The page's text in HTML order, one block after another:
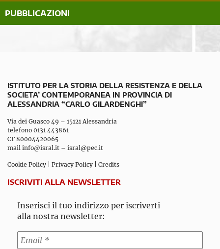
PUBBLICAZIONI
ISTITUTO PER LA STORIA DELLA RESISTENZA E DELLA
SOCIETA’ CONTEMPORANEA IN PROVINCIA DI
ALESSANDRIA “CARLO GILARDENGHI”
Via dei Guasco 49 – 15121 Alessandria
telefono 0131 443861
CF 80004420065
mail info@isral.it – isral@pec.it
Cookie Policy Privacy Policy Credits
ISCRIVITI ALLA NEWSLETTER
Inserisci il tuo indirizzo per iscriverti
alla nostra newsletter: